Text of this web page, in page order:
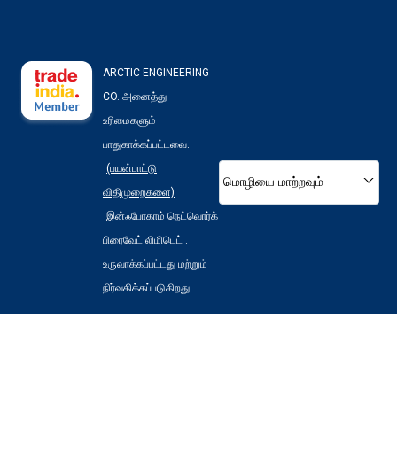
ARCTIC ENGINEERING
CO. அனைத்து
உரிமைகளும்
பாதுகாக்கப்பட்டவை.
(பயன்பாட்டு
விதிமுறைகளை)
இன்ஃபோகாம் நெட்வொர்க்
பிரைவேட் லிமிடெட் .
உருவாக்கப்பட்டது மற்றும்
நிர்வகிக்கப்படுகிறது
மொழியை மாற்றவும்